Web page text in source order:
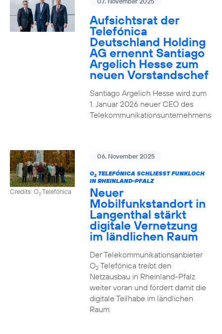
Aufsichtsrat der
Telefónica
Deutschland Holding
AG ernennt Santiago
Argelich Hesse zum
neuen Vorstandschef
Santiago Argelich Hesse wird zum
1. Januar 2026 neuer CEO des
Telekommunikationsunternehmens
Credits: O2Telefónica
06. November 2025
O2TELEFÓNICA SCHLIESST FUNKLOCH I
N RHEINLAND-PFALZ
Neuer
Mobilfunkstandort in
Langenthal stärkt
digitale Vernetzung
im ländlichen Raum
Der Telekommunikationsanbieter
O2Telefónica treibt den
Netzausbau in Rheinland-Pfalz
weiter voran und fördert damit die
digitale Teilhabe im ländlichen
Raum.